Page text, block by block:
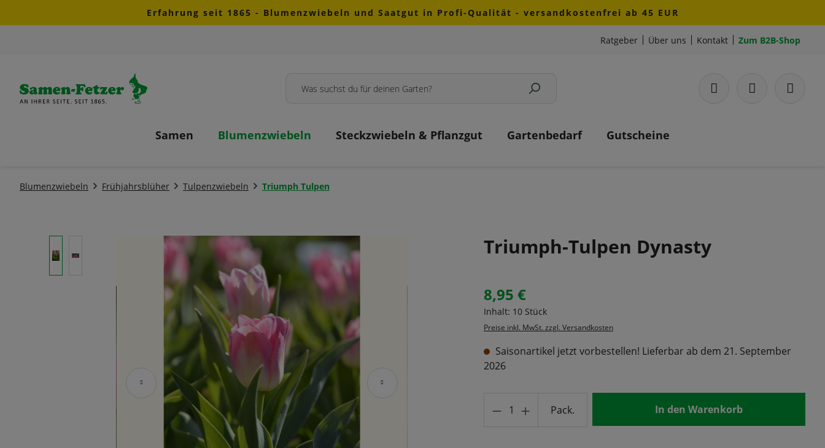
Zur Hauptnavigation springenErfahrung seit 1865 - Blumenzwiebeln und Saatgut in Profi-Qualität - versandkostenfrei ab 45 EUR
Ratgeber Über uns Kontakt Zum B2B-Shop
Samen Blumenzwiebeln Steckzwiebeln & Pflanzgut Gartenbedarf Gutscheine
Blumenzwiebeln Frühjahrsblüher Tulpenzwiebeln Triumph Tulpen
Triumph-Tulpen Dynasty
Regulärer Preis:
8,95 €
Inhalt: 10 Stück
Preise inkl. MwSt. zzgl. Versandkosten
Saisonartikel jetzt vorbestellen! Lieferbar ab dem 21. September
2026
Produkt Anzahl: Gib den gewünschten Wert ein
Pack. In den Warenkorb